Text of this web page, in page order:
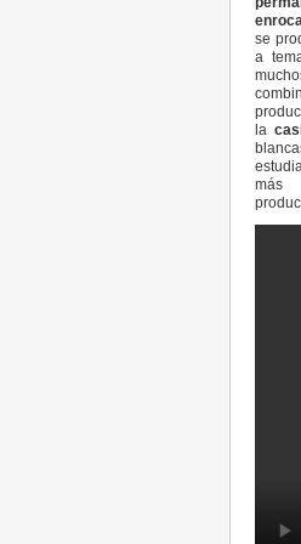
se
a
la
más